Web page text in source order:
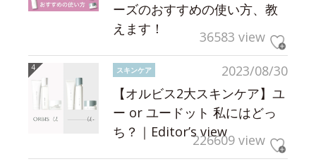
ーズのおすすめの使い方、教
えます！
36583 view
2023/08/30
スキンケア
【オルビス2大スキンケア】ユ
ー or ユードット 私にはどっ
ち？｜Editor’s view226609 view